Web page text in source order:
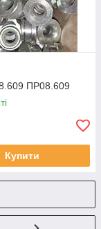
ПР08.609
Купити